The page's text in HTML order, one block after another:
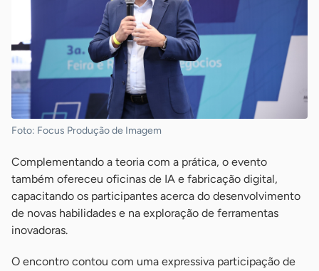
Foto: Focus Produção de Imagem
Complementando a teoria com a prática, o evento
também ofereceu oficinas de IA e fabricação digital,
capacitando os participantes acerca do desenvolvimento
de novas habilidades e na exploração de ferramentas
inovadoras.
O encontro contou com uma expressiva participação de